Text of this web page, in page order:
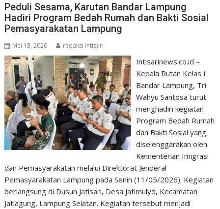
Peduli Sesama, Karutan Bandar Lampung
Hadiri Program Bedah Rumah dan Bakti Sosial
Pemasyarakatan Lampung
Mei 13, 2026 redaksi intisari
Intisarinews.co.id –
Kepala Rutan Kelas I
Bandar Lampung, Tri
Wahyu Santosa turut
menghadiri kegiatan
Program Bedah Rumah
dan Bakti Sosial yang
diselenggarakan oleh
Kementerian Imigrasi
dan Pemasyarakatan melalui Direktorat Jenderal
Pemasyarakatan Lampung pada Senin (11/05/2026). Kegiatan
berlangsung di Dusun Jatisari, Desa Jatimulyo, Kecamatan
Jatiagung, Lampung Selatan. Kegiatan tersebut menjadi